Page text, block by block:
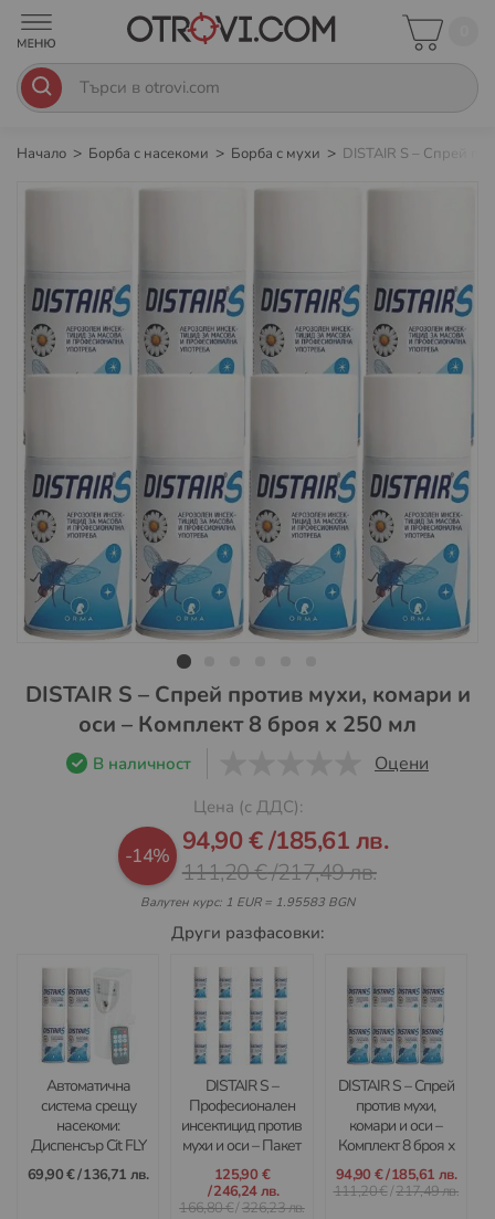
Начало Борба с насекоми Борба с мухи DISTAIR S – Спрей
Преминете
галерията
на
изображенията
Преминете
началото
DISTAIR S – Спрей против мухи, комари и
оси – Комплект 8 броя х 250 мл
В наличност Оцени
Цена (с ДДС):
-14%
Промо
цена
94,90 €/185,61 лв.
111,20 €/217,49 лв.
Валутен курс: 1 EUR = 1.95583 BGN
Други разфасовки:
Автоматична
система срещу
насекоми:
Диспенсър Cit FLY
Booster и 4 броя
DISTAIR S
69,90 €/136,71 лв.
DISTAIR S –
Професионален
инсектицид против
мухи и оси – Пакет
12 броя х 250 мл
125,90 €
/246,24 лв.
166,80 €/326,23 лв.
DISTAIR S – Спрей
против мухи,
комари и оси –
Комплект 8 броя х
250 мл
94,90 €/185,61 лв.
111,20 €/217,49 лв.